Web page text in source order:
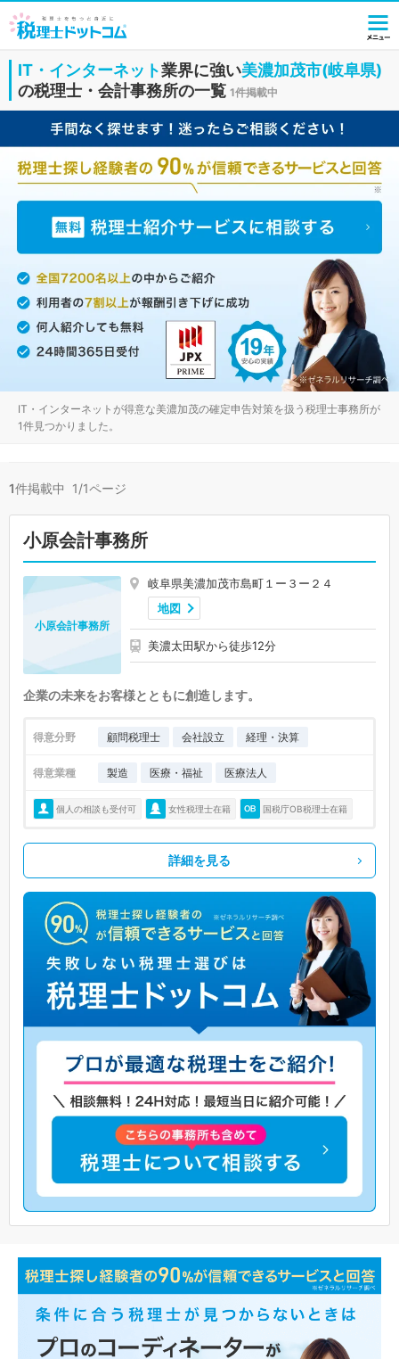
IT・インターネット業界に強い美濃加茂市(岐阜県)
の税理士・会計事務所の一覧 1件掲載中
IT・インターネットが得意な美濃加茂の確定申告対策を扱う税理士事務所が
1件見つかりました。
1件掲載中 1/1ページ
小原会計事務所
岐阜県美濃加茂市島町１ー３ー２４
地図
美濃太田駅から徒歩12分
小原会計事務所
企業の未来をお客様とともに創造します。
得意分野 顧問税理士 会社設立 経理・決算
得意業種 製造 医療・福祉 医療法人
個人の相談も受付可 女性税理士在籍 国税庁OB税理士在籍
詳細を見る